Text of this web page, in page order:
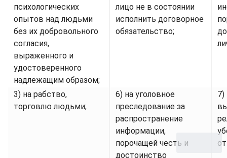
психологических
опытов над людьми
без их добровольного
согласия,
выраженного и
удостоверенного
надлежащим образом;
лицо не в состоянии
исполнить договорное
обязательство;
3) на рабство,
торговлю людьми;
6) на уголовное
преследование за
распространение
информации,
порочащей честь и
достоинство
7)